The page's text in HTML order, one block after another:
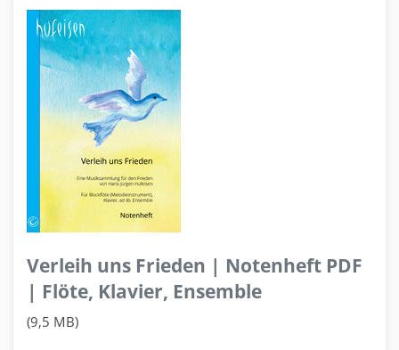
Verleih uns Frieden | Notenheft PDF
| Flöte, Klavier, Ensemble
(9,5 MB)